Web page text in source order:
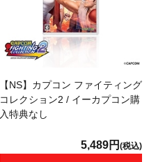
【NS】カプコン ファイティング
コレクション2 / イーカプコン購
入特典なし
5,489円 (税込)